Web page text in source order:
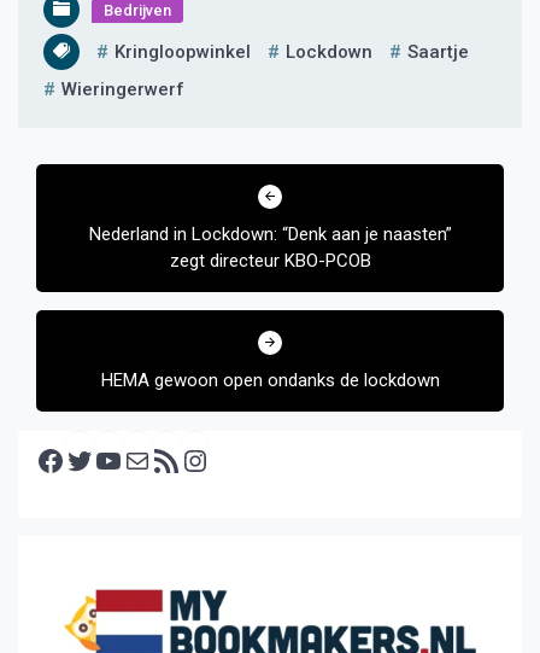
Bedrijven
Kringloopwinkel Lockdown
Saartje
Wieringerwerf
Bericht
Nederland in Lockdown: “Denk aan je naasten”
zegt directeur KBO-PCOB
HEMA gewoon open ondanks de lockdown
Facebook Twitter YouTube E-mail RSS feed